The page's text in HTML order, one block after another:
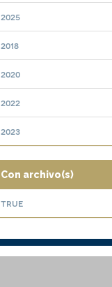
2025
2018
2020
2022
2023
Con archivo(s)
true